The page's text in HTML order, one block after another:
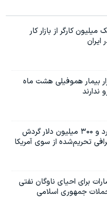
کارگر از بازار کار
بیمار هموفیلی هشت ماه
ندارند
۶ میلیارد و ۳۰۰ میلیون دلار گردش
تحریم‌شده از سوی آمریکا
برای احیای ناوگان نفتی
جمهوری اسلامی